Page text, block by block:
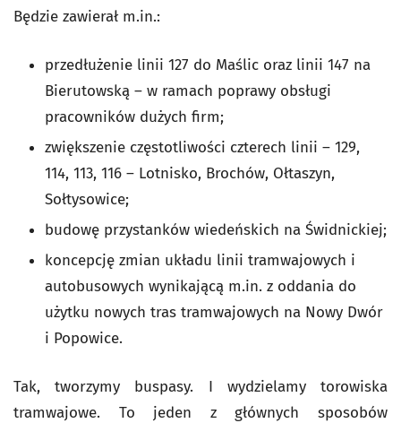
Będzie zawierał m.in.:
przedłużenie linii 127 do Maślic oraz linii 147 na
Bierutowską – w ramach poprawy obsługi
pracowników dużych firm;
zwiększenie częstotliwości czterech linii – 129,
114, 113, 116 – Lotnisko, Brochów, Ołtaszyn,
Sołtysowice;
budowę przystanków wiedeńskich na Świdnickiej;
koncepcję zmian układu linii tramwajowych i
autobusowych wynikającą m.in. z oddania do
użytku nowych tras tramwajowych na Nowy Dwór
i Popowice.
Tak, tworzymy buspasy. I wydzielamy torowiska
tramwajowe. To jeden z głównych sposobów